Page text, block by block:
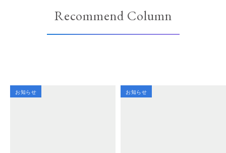
Recommend Column
お知らせ お知らせ